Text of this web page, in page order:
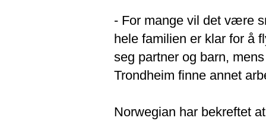
- For mange vil det være
hele familien er klar for å
seg partner og barn,
Trondheim finne annet
Norwegian har bekreftet